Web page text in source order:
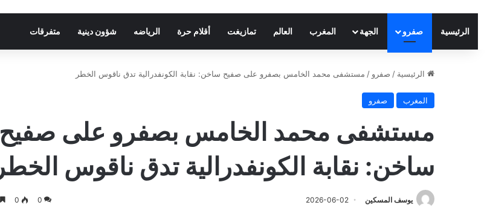
الرئيسية صفرو الجهة المغرب العالم تمازيغت أقلام حرة الرياضه شؤون دينية متفرقات
الرئيسية / صفرو / مستشفى محمد الخامس بصفرو على صفيح ساخن: نقابة الكونفدرالية تدق ناقوس الخطر
المغرب صفرو
مستشفى محمد الخامس بصفرو على صفيح
ساخن: نقابة الكونفدرالية تدق ناقوس الخطر
يوسف المسكين 2026-06-02
0
0